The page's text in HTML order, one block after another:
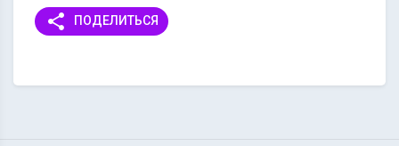
share ПОДЕЛИТЬСЯ